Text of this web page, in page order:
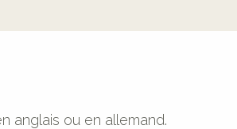
anglais ou en allemand.